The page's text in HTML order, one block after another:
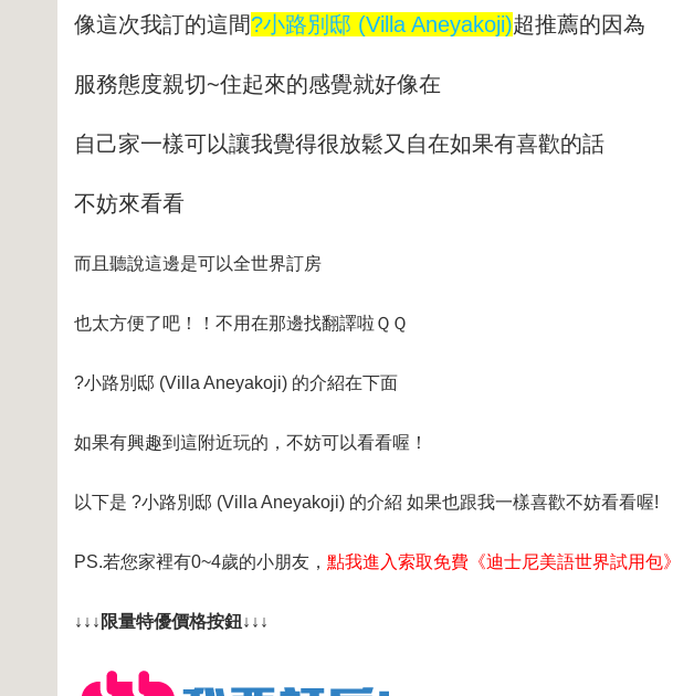
像這次我訂的這間?小路別邸 (Villa Aneyakoji)超推薦的因為
服務態度親切~住起來的感覺就好像在
自己家一樣可以讓我覺得很放鬆又自在如果有喜歡的話
不妨來看看
而且聽說這邊是可以全世界訂房
也太方便了吧！！不用在那邊找翻譯啦ＱＱ
?小路別邸 (Villa Aneyakoji) 的介紹在下面
如果有興趣到這附近玩的，不妨可以看看喔！
以下是 ?小路別邸 (Villa Aneyakoji) 的介紹 如果也跟我一樣喜歡不妨看看喔!
PS.若您家裡有0~4歲的小朋友， 點我進入索取免費《迪士尼美語世界試用包》
↓↓↓限量特優價格按鈕↓↓↓